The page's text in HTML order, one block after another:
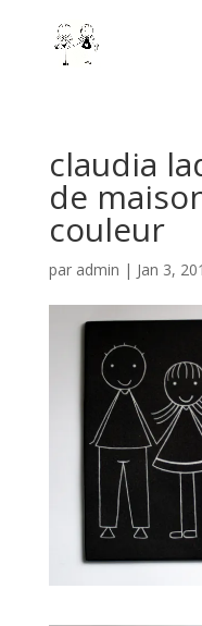
claudia
de
couleur
par admin | Jan 3,